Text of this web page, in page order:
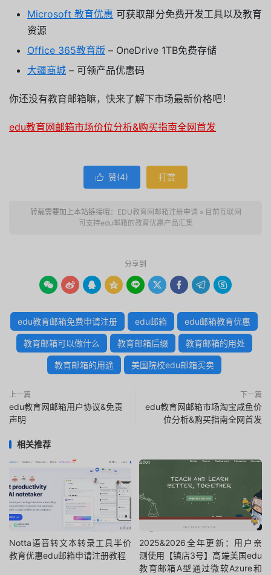
Microsoft 教育优惠 可获取部分免费开发工具以及教育
资源
Office 365教育版 – OneDrive 1TB免费存储
大疆商城 – 可领产品优惠码
你还没有教育邮箱嘛，快来了解下市场最新价格吧！
edu教育网邮箱市场价位分析&购买指南全网首发
 赞(4) 打赏
转载需要加上本站链接哦： EDU教育网邮箱注册申请 » 目前互联网
可支持edu邮箱的教育优惠产品汇集
分享到
        
edu教育邮箱免费申请注册 edu邮箱 edu邮箱教育优惠
教育邮箱可以做什么 教育邮箱后缀 教育邮箱的用处
教育邮箱的用途 美国院校edu邮箱买卖
上一篇
edu教育网邮箱用户协议&免责
声明
下一篇
edu教育网邮箱市场淘宝咸鱼价
位分析&购买指南全网首发
相关推荐
Notta语音转文本转录工具半价
教育优惠edu邮箱申请注册教程
2025&2026全年更新：用户亲
测使用【镇店3号】高端美国edu
教育邮箱A型通过微软Azure和